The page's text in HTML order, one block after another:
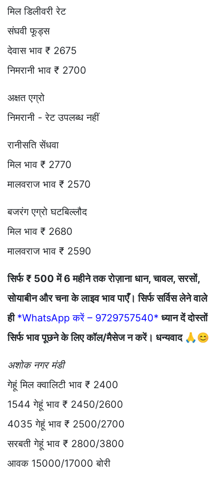
मिल डिलीवरी रेट
संघवी फूड्स
देवास भाव ₹ 2675
निमरानी भाव ₹ 2700
अक्षत एग्रो
निमरानी - रेट उपलब्ध नहीं
रानीसति सेंधवा
मिल भाव ₹ 2770
मालवराज भाव ₹ 2570
बजरंग एग्रो घटबिल्लौद
मिल भाव ₹ 2680
मालवराज भाव ₹ 2590
सिर्फ ₹ 500 में 6 महीने तक रोज़ाना धान, चावल, सरसों,
सोयाबीन और चना के लाइव भाव पाएँ। सिर्फ सर्विस लेने वाले
ही *WhatsApp करें – 9729757540* ध्यान दें दोस्तों
सिर्फ भाव पूछने के लिए कॉल/मैसेज न करें। धन्यवाद 🙏😊
अशोक नगर मंडी
गेहूं मिल क्वालिटी भाव ₹ 2400
1544 गेहूं भाव ₹ 2450/2600
4035 गेहूं भाव ₹ 2500/2700
सरबती गेहूं भाव ₹ 2800/3800
आवक 15000/17000 बोरी